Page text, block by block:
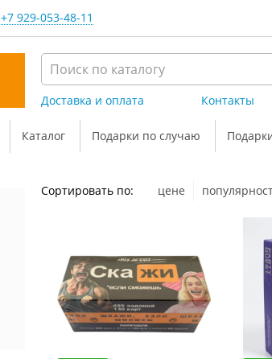
+7 929-053-48-11
Доставка и оплата Контакты
Каталог Подарки по случаю
Сортировать по: цене